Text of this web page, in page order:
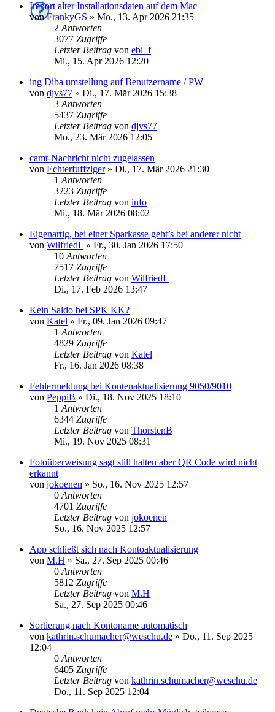
Import alter Installationsdaten auf dem Mac
vonFrankyGS » Mo., 13. Apr 2026 21:35
2 Antworten
3077 Zugriffe
Letzter Beitrag von ebi_f
Mi., 15. Apr 2026 12:20
ing Diba umstellung auf Benutzername / PW
von djvs77 » Di., 17. Mär 2026 15:38
3 Antworten
5437 Zugriffe
Letzter Beitrag von djvs77
Mo., 23. Mär 2026 12:05
camt-Nachricht nicht zugelassen
von Echterfuffziger» Di., 17. Mär 2026 21:30
1 Antworten
3223 Zugriffe
Letzter Beitrag von info
Mi., 18. Mär 2026 08:02
Eigenartig, bei einer Sparkasse geht’s bei anderer nicht
von WilfriedL » Fr., 30. Jan 2026 17:50
10 Antworten
7517 Zugriffe
Letzter Beitrag von WilfriedL
Di., 17. Feb 2026 13:47
Kein Saldo bei SPK KK?
von Katel » Fr., 09. Jan 2026 09:47
1 Antworten
4829 Zugriffe
Letzter Beitrag von Katel
Fr., 16. Jan 2026 08:38
Fehlermeldung bei Kontenaktualisierung 9050/9010
von PeppiB » Di., 18. Nov 2025 18:10
1 Antworten
6344 Zugriffe
Letzter Beitrag von ThorstenB
Mi., 19. Nov 2025 08:31
Fotoüberweisung sagt still halten aber QR Code wird nicht
erkannt
von jokoenen » So., 16. Nov 2025 12:57
0 Antworten
4701 Zugriffe
Letzter Beitrag von jokoenen
So., 16. Nov 2025 12:57
App schließt sich nach Kontoaktualisierung
von M.H » Sa., 27. Sep 2025 00:46
0 Antworten
5812 Zugriffe
Letzter Beitrag von M.H
Sa., 27. Sep 2025 00:46
Sortierung nach Kontoname automatisch
von kathrin.schumacher@weschu.de » Do., 11. Sep 2025
12:04
0 Antworten
6405 Zugriffe
Letzter Beitrag von kathrin.schumacher@weschu.de
Do., 11. Sep 2025 12:04